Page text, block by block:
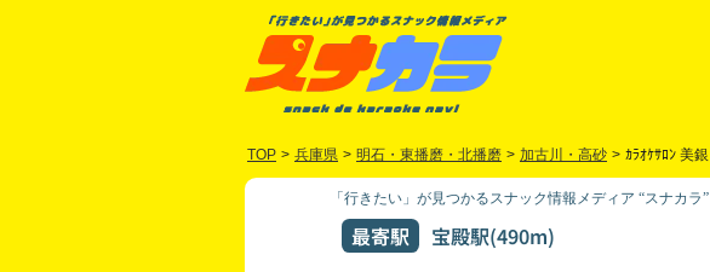
TOP > 兵庫県 > 明石・東播磨・北播磨 > 加古川・高砂 > ｶﾗｵｹｻﾛﾝ 美銀
「行きたい」が見つかるスナック情報メディア “スナカラ”
最寄駅 宝殿駅(490m)